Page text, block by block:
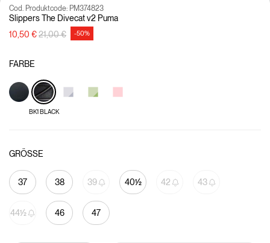
Slippers The Divecat v2 Puma
Cod. Produktcode: PM374823
10,50 €Preisreduzierung von
21,00 €auf-50%
FARBE
BK1 BLACK
GRÖSSE
37 38 39 40½ 42 43
44½ 46 47